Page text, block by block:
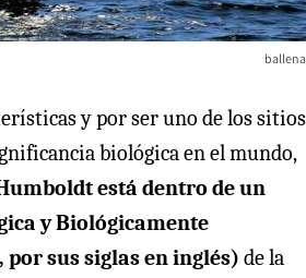
ballena
y por ser uno de los sitios
biológica en el mundo,
está dentro de un
y Biológicamente
por sus siglas en inglés) de la